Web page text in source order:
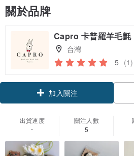
關於品牌
Capro 卡普羅羊毛氈
台灣
5 (1)
加入關注
出貨速度
-
關注人數
5